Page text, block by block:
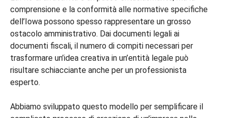
comprensione e la conformità alle normative specifiche
dell’Iowa possono spesso rappresentare un grosso
ostacolo amministrativo. Dai documenti legali ai
documenti fiscali, il numero di compiti necessari per
trasformare un’idea creativa in un’entità legale può
risultare schiacciante anche per un professionista
esperto.
Abbiamo sviluppato questo modello per semplificare il